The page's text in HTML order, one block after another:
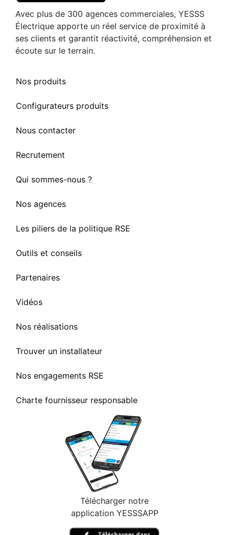
Avec plus de 300 agences commerciales, YESSS
Électrique apporte un réel service de proximité à
ses clients et garantit réactivité, compréhension et
écoute sur le terrain.
Nos produits
Configurateurs produits
Nous contacter
Recrutement
Qui sommes-nous ?
Nos agences
Les piliers de la politique RSE
Outils et conseils
Partenaires
Vidéos
Nos réalisations
Trouver un installateur
Nos engagements RSE
Charte fournisseur responsable
Télécharger notre
application YESSSAPP